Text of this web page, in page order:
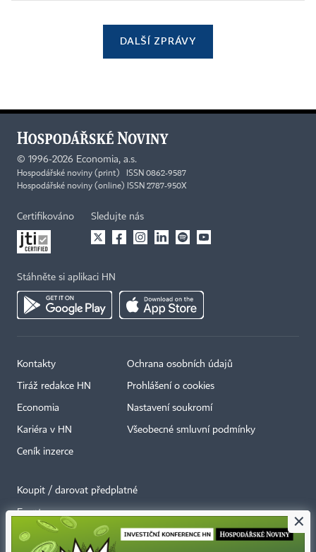
DALŠÍ ZPRÁVY
© 1996-2026 Economia, a.s.
Hospodářské noviny (print) ISSN 0862-9587
Hospodářské noviny (online) ISSN 2787-950X
Certifikováno Sledujte nás
Stáhněte si aplikaci HN
Kontakty
Tiráž redakce HN
Economia
Kariéra v HN
Ceník inzerce
Ochrana osobních údajů
Prohlášení o cookies
Nastavení soukromí
Všeobecné smluvní podmínky
Koupit / darovat předplatné
Eventy
Newslettery
×